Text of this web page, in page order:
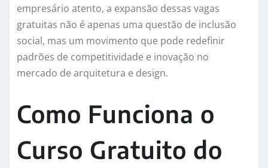
empresário atento, a expansão dessas vagas
gratuitas não é apenas uma questão de inclusão
social, mas um movimento que pode redefinir
padrões de competitividade e inovação no
mercado de arquitetura e design.
Como Funciona o
Curso Gratuito do